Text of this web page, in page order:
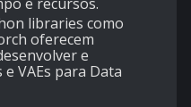
libraries como
oferecem
e
VAEs para Data